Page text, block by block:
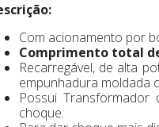
Com acionamento por
Comprimento total
Recarregável, de alta
empunhadura moldada
Possui
choque.